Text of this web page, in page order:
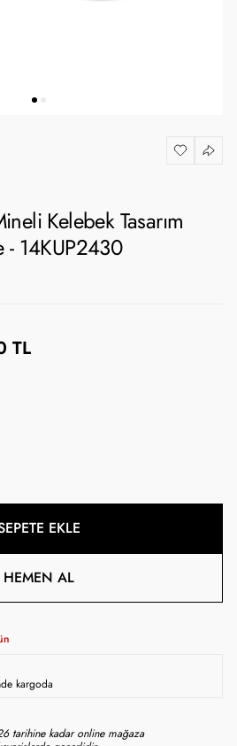
Kelebek Tasarım
- 14KUP2430
TL
EKLE
HEMEN AL
kargoda
tarihine kadar online mağaza